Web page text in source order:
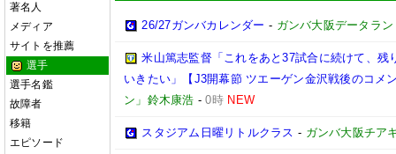
著名人
メディア
サイトを推薦
選手
選手名鑑
故障者
移籍
エピソード
26/27ガンバカレンダー - ガンバ大阪データラ
米山篤志監督「これをあと37試合に続けて、
いきたい」【J3開幕節 ツエーゲン金沢戦後のコメ
ン」鈴木康浩 -0時 NEW
スタジアム日曜リトルクラス - ガンバ大阪チア